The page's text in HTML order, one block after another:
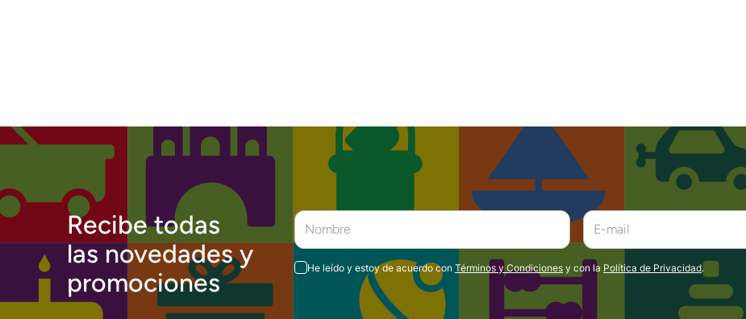
Recibe todas
las novedades y
promociones
He leído y estoy de acuerdo con Términos y Condiciones y con la Política de Privacidad.